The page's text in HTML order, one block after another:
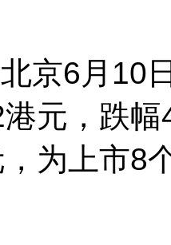
京6月10
元，跌
为上市8